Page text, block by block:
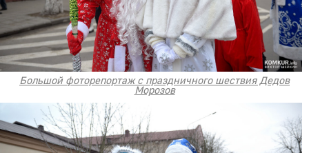
Большой фоторепортаж с праздничного шествия Дедов
Морозов